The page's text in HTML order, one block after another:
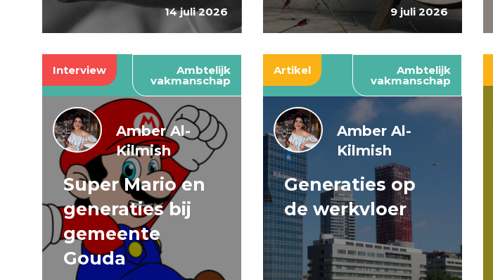
14 juli 2026 9 juli 2026
Interview Ambtelijk
vakmanschap
Amber Al-
Kilmish
Super Mario en
generaties bij
gemeente
Gouda
Artikel Ambtelijk
vakmanschap
Amber Al-
Kilmish
Generaties op
de werkvloer